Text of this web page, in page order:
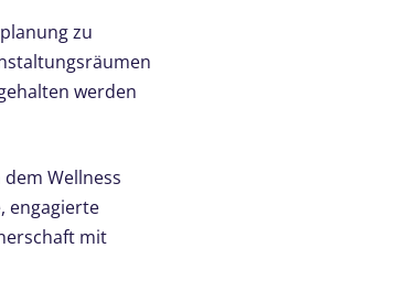
zu
werden
Wellness
engagierte
mit